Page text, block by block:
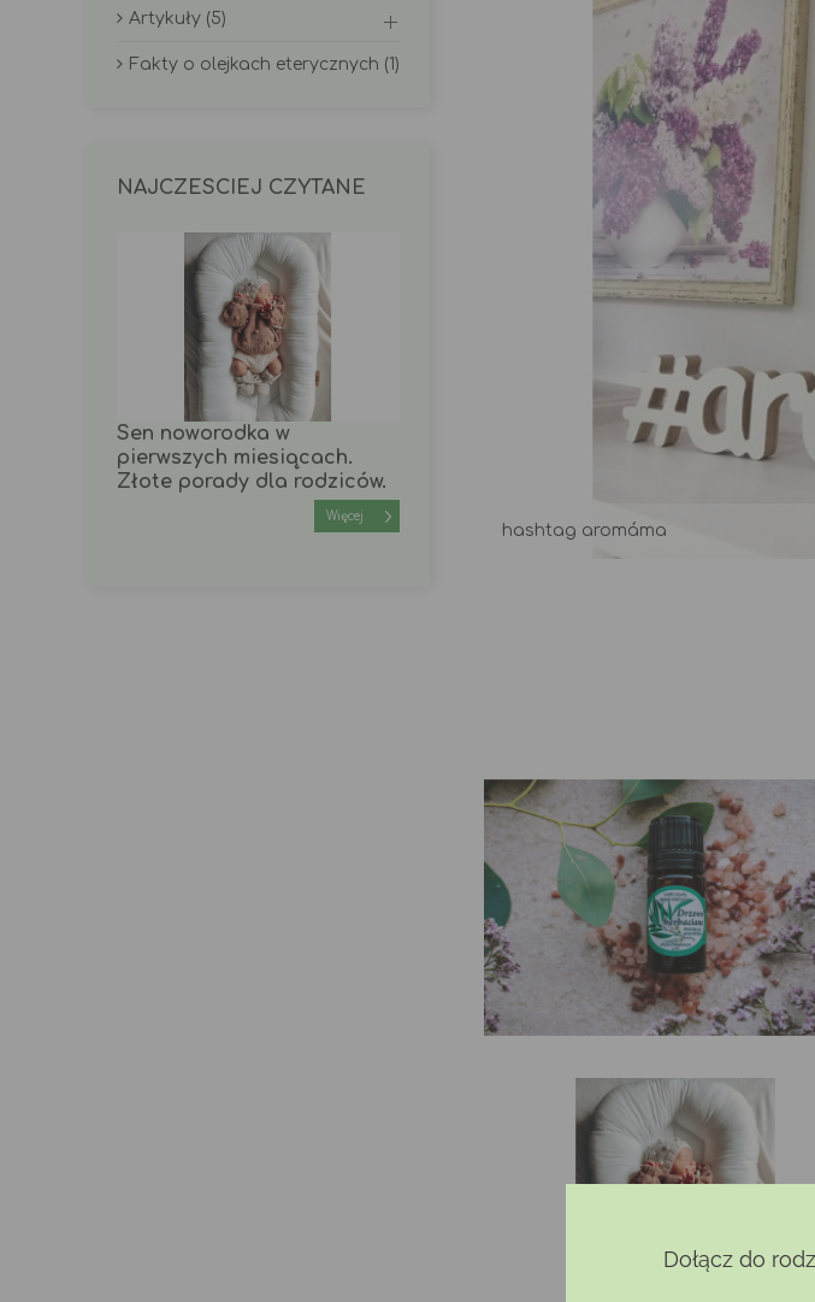
Artykuły (5)
Fakty o olejkach eterycznych (1)
NAJCZESCIEJ CZYTANE
Sen noworodka w
pierwszych miesiącach.
Złote porady dla rodziców.
Więcej
Czym leczyć chore gardło?
hashtag aromáma
Dołącz do